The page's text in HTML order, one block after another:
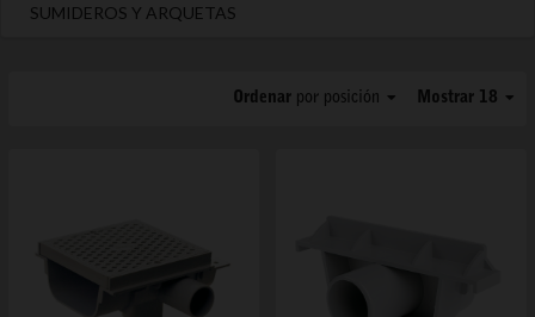
SUMIDEROS Y ARQUETAS
Mostrar 18
Ordenar por posición